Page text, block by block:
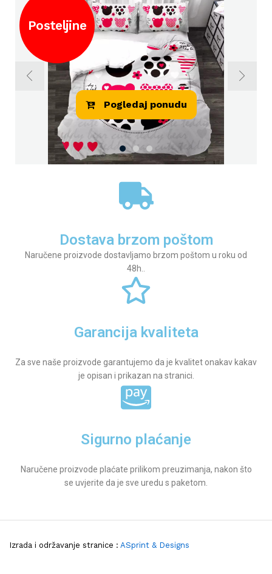
Dostava brzom poštom
Naručene proizvode dostavljamo brzom poštom u roku od
48h.
Garancija kvaliteta
Za sve naše proizvode garantujemo da je kvalitet onakav kakav
je opisan i prikazan na stranici.
Sigurno plaćanje
Naručene proizvode plaćate prilikom preuzimanja, nakon što
se uvjerite da je sve uredu s paketom.
Izrada i održavanje stranice : ASprint & Designs